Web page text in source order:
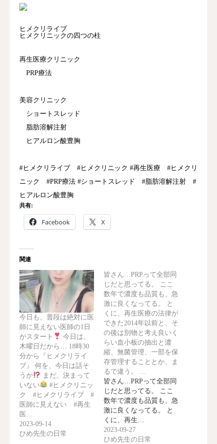
ヒメクリライブ
ヒメクリニックの四つの柱
再生医療クリニック
PRP療法
美容クリニック
ショートスレッド
脂肪溶解注射
ヒアルロン酸豊胸
#ヒメクリライブ #ヒメクリニック #再生医療 #ヒメクリ
ニック #PRP療法 #ショートスレッド #脂肪溶解注射 #
ヒアルロン酸豊胸
共有:
Facebook X
関連
今日も、普段は絶対に医
師に見えない医師の1日
がスタート
今日は、
木曜日だから… 18時30
分から『ヒメクリライ
ブ』 何を、今日は話そ
うか
まだ、決まって
いない
#ヒメクリニッ
ク #ヒメクリライブ #
医師に見えない #再生
医…
2023-09-14
ひめ先生の日常
皆さん…PRPって全部同
じだと思ってる。 ここ
数年で濃度も品質も、急
激に良くなってる。 と
くに、再生医療の法律が
できた2014年以前と、そ
の後は別物と考え良いく
らい血小板の抽出と濃
縮、無菌管理、一部を保
存管理することとか、ま
るで違う。 …
皆さん…PRPって全部同
じだと思ってる。 ここ
数年で濃度も品質も、急
激に良くなってる。 と
くに、再生…
2023-09-27
ひめ先生の日常